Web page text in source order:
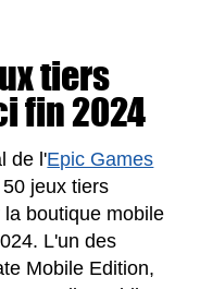
tiers
fin 2024
de l'Epic Games
jeux tiers
boutique mobile
L'un des
Mobile Edition,